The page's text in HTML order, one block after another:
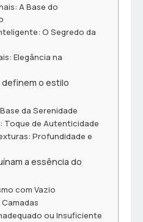
A Base do
O Segredo da
Elegância na
o estilo
da Serenidade
Toque de Autenticidade
Profundidade e
a essência do
com Vazio
ou Insuficiente